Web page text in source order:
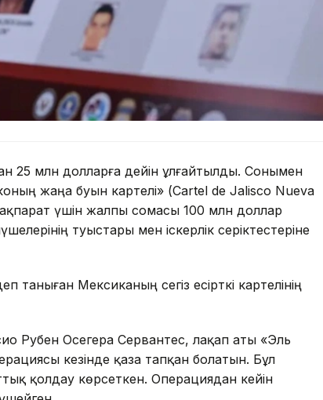
25 млн долларға дейін ұлғайтылды. Сонымен
жаңа буын картелі» (Cartel de Jalisco Nueva
үшін жалпы сомасы 100 млн доллар
туыстары мен іскерлік серіктестеріне
таныған Мексиканың сегіз есірткі картелінің
Рубен Осегера Сервантес, лақап аты «Эль
кезінде қаза тапқан болатын. Бұл
қолдау көрсеткен. Операциядан кейін